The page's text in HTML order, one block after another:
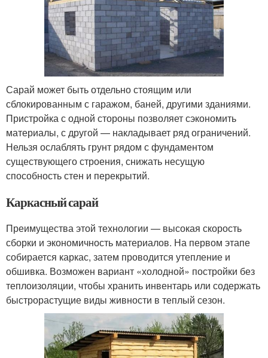
Сарай может быть отдельно стоящим или
сблокированным с гаражом, баней, другими зданиями.
Пристройка с одной стороны позволяет сэкономить
материалы, с другой — накладывает ряд ограничений.
Нельзя ослаблять грунт рядом с фундаментом
существующего строения, снижать несущую
способность стен и перекрытий.
Каркасный сарай
Преимущества этой технологии — высокая скорость
сборки и экономичность материалов. На первом этапе
собирается каркас, затем проводится утепление и
обшивка. Возможен вариант «холодной» постройки без
теплоизоляции, чтобы хранить инвентарь или содержать
быстрорастущие виды живности в теплый сезон.